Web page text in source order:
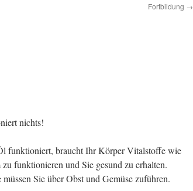
Fortbildung →
nichts!
funktioniert, braucht Ihr Körper Vitalstoffe wie
funktionieren und Sie gesund zu erhalten.
Sie über Obst und Gemüse zuführen.